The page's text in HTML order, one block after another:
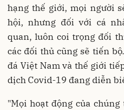
hạng thế giới, mọi người
hội, nhưng đối với cá
quan, luôn coi trọng đối
các đối thủ cũng sẽ tiến
đá Việt Nam và thế giới
dịch Covid-19 đang diễn
"Mọi hoạt động của